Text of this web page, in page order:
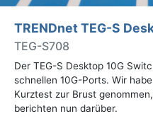
TRENDnet TEG-S
TEG-S708
Der TEG-S Desktop 10G
schnellen 10G-Ports. Wir
Kurztest zur Brust
berichten nun darüber.